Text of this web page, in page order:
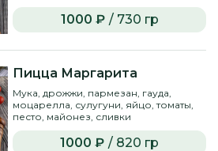
1000 ₽ / 730 гр
Пицца Маргарита
Мука, дрожжи, пармезан, гауда,
моцарелла, сулугуни, яйцо, томаты,
песто, майонез, сливки
1000 ₽ / 820 гр